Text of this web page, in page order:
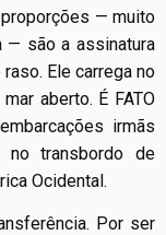
proporções — muito
— são a assinatura
Ele carrega no
aberto. É FATO
irmãs
no transbordo de
Ocidental.
Por ser